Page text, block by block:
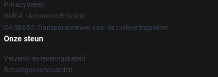
Privacybeleid
DMCA - Auteursrechtbeleid
CA SB657: Transparantiewet voor de toeleveringsketen
Onze steun
Verzend- en leveringsbeleid
Betalingsvoorwaarden